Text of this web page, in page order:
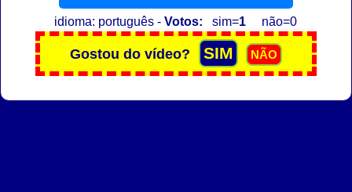
idioma: português -Votos: sim=1 não=0